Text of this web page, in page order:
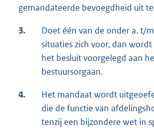
gemandateerde bevoegdheid uit
3.
Doet één van de onder a. t/
situaties zich voor, dan
het besluit voorgelegd aan
bestuursorgaan.
4.
Het mandaat wordt
die de functie van
tenzij een bijzondere wet in